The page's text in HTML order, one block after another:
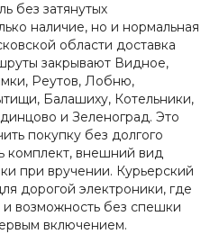
без затянутых
наличие, но и нормальная
области доставка
закрывают Видное,
Реутов, Лобню,
Балашиху, Котельники,
и Зеленоград. Это
покупку без долгого
комплект, внешний вид
при вручении. Курьерский
дорогой электроники, где
возможность без спешки
включением.